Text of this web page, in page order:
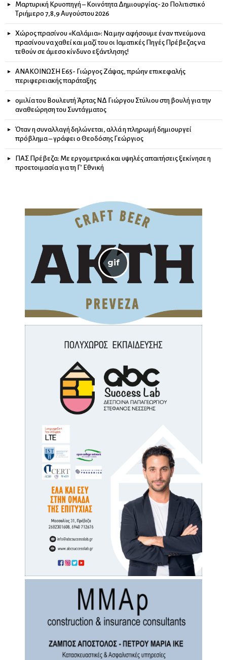
Μαρτυρική Κρυοπηγή – Κοινότητα Δημιουργίας- 2ο Πολιτιστικό
Τριήμερο 7,8,9 Αυγούστου 2026
Χώρος πρασίνου «Καλάμια»: Να μην αφήσουμε έναν πνεύμονα
πρασίνου να χαθεί και μαζί του οι Ιαματικές Πηγές Πρέβεζας να
τεθούν σε άμεσο κίνδυνο εξάντλησης!
ΑΝΑΚΟΙΝΩΣΗ Ε65- Γιώργος Ζάψας, πρώην επικεφαλής
περιφερειακής παράταξης
ομιλία του Βουλευτή Άρτας ΝΔ Γιώργου Στύλιου στη βουλή για την
αναθεώρηση του Συντάγματος
Όταν η συναλλαγή δηλώνεται, αλλά η πληρωμή δημιουργεί
πρόβλημα – γράφει ο Θεοδόσης Γεώργιος
ΠΑΣ Πρέβεζα: Με εργομετρικά και υψηλές απαιτήσεις ξεκίνησε η
προετοιμασία για τη Γ’ Εθνική